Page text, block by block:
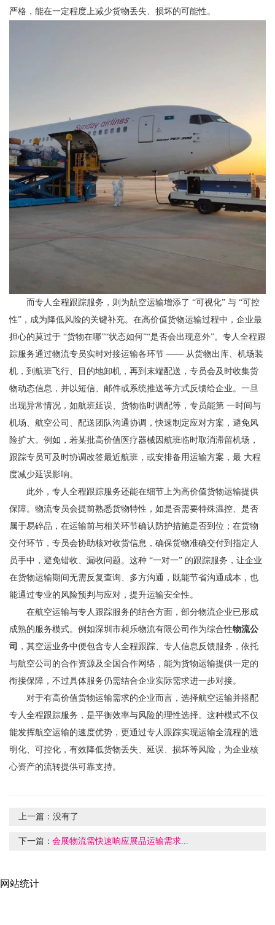
严格，能在一定程度上减少货物丢失、损坏的可能性。
而专人全程跟踪服务，则为航空运输增添了 “可视化” 与 “可控
性”，成为降低风险的关键补充。在高价值货物运输过程中，企业最
担心的莫过于 “货物在哪”“状态如何”“是否会出现意外”。专人全程跟
踪服务通过物流专员实时对接运输各环节 —— 从货物出库、机场装
机，到航班飞行、目的地卸机，再到末端配送，专员会及时收集货
物动态信息，并以短信、邮件或系统推送等方式反馈给企业。一旦
出现异常情况，如航班延误、货物临时调配等，专员能第 一时间与
机场、航空公司、配送团队沟通协调，快速制定应对方案，避免风
险扩大。例如，若某批高价值医疗器械因航班临时取消滞留机场，
跟踪专员可及时协调改签最近航班，或安排备用运输方案，最 大程
度减少延误影响。
此外，专人全程跟踪服务还能在细节上为高价值货物运输提供
保障。物流专员会提前熟悉货物特性，如是否需要特殊温控、是否
属于易碎品，在运输前与相关环节确认防护措施是否到位；在货物
交付环节，专员会协助核对收货信息，确保货物准确交付到指定人
员手中，避免错收、漏收问题。这种 “一对一” 的跟踪服务，让企业
在货物运输期间无需反复查询、多方沟通，既能节省沟通成本，也
能通过专业的风险预判与应对，提升运输安全性。
在航空运输与专人跟踪服务的结合方面，部分物流企业已形成
成熟的服务模式。例如深圳市昶乐物流有限公司作为综合性物流公
司 ，其空运业务中便包含专人全程跟踪、专人信息反馈服务，依托
与航空公司的合作资源及全国合作网络，能为货物运输提供一定的
衔接保障，不过具体服务仍需结合企业实际需求进一步对接。
对于有高价值货物运输需求的企业而言，选择航空运输并搭配
专人全程跟踪服务，是平衡效率与风险的理性选择。这种模式不仅
能发挥航空运输的速度优势，更通过专人跟踪实现运输全流程的透
明化、可控化，有效降低货物丢失、延误、损坏等风险，为企业核
心资产的流转提供可靠支持。
上一篇： 没有了
下一篇：会展物流需快速响应展品运输需求...
网站统计